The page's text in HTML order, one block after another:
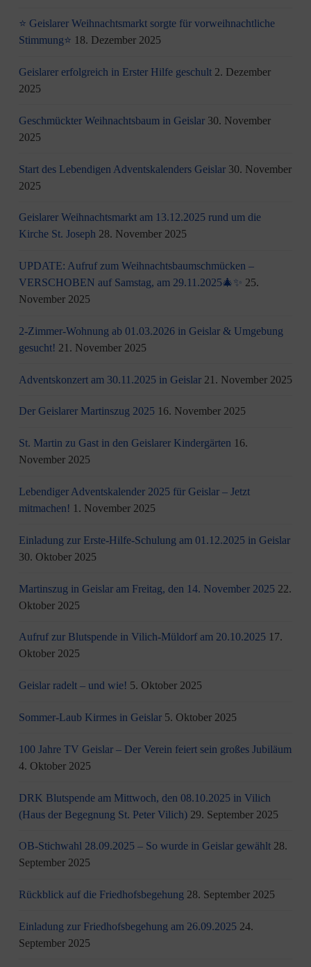
⭐ Geislarer Weihnachtsmarkt sorgte für vorweihnachtliche
Stimmung⭐ 18. Dezember 2025
Geislarer erfolgreich in Erster Hilfe geschult 2. Dezember
2025
Geschmückter Weihnachtsbaum in Geislar 30. November
2025
Start des Lebendigen Adventskalenders Geislar 30. November
2025
Geislarer Weihnachtsmarkt am 13.12.2025 rund um die
Kirche St. Joseph 28. November 2025
UPDATE: Aufruf zum Weihnachtsbaumschmücken –
VERSCHOBEN auf Samstag, am 29.11.2025🎄✨ 25.
November 2025
2-Zimmer-Wohnung ab 01.03.2026 in Geislar & Umgebung
gesucht! 21. November 2025
Adventskonzert am 30.11.2025 in Geislar 21. November 2025
Der Geislarer Martinszug 2025 16. November 2025
St. Martin zu Gast in den Geislarer Kindergärten 16.
November 2025
Lebendiger Adventskalender 2025 für Geislar – Jetzt
mitmachen! 1. November 2025
Einladung zur Erste-Hilfe-Schulung am 01.12.2025 in Geislar
30. Oktober 2025
Martinszug in Geislar am Freitag, den 14. November 2025 22.
Oktober 2025
Aufruf zur Blutspende in Vilich-Müldorf am 20.10.2025 17.
Oktober 2025
Geislar radelt – und wie! 5. Oktober 2025
Sommer-Laub Kirmes in Geislar 5. Oktober 2025
100 Jahre TV Geislar – Der Verein feiert sein großes Jubiläum
4. Oktober 2025
DRK Blutspende am Mittwoch, den 08.10.2025 in Vilich
(Haus der Begegnung St. Peter Vilich) 29. September 2025
OB-Stichwahl 28.09.2025 – So wurde in Geislar gewählt 28.
September 2025
Rückblick auf die Friedhofsbegehung 28. September 2025
Einladung zur Friedhofsbegehung am 26.09.2025 24.
September 2025